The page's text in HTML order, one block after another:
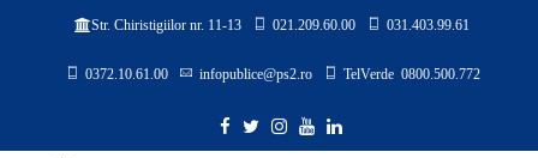
Str. Chiristigiilor nr. 11-13 021.209.60.00 031.403.99.61
0372.10.61.00 infopublice@ps2.ro TelVerde 0800.500.772